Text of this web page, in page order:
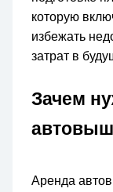
которую
избежать
затрат в
Зачем
Аренда